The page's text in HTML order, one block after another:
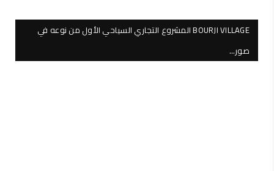
BOURJI VILLAGE المشروع التجاري السياحي الأول من نوعه في
صور…